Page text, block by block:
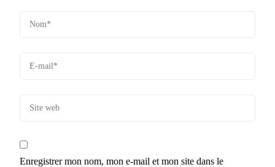
Enregistrer mon nom, mon e-mail et mon site dans le